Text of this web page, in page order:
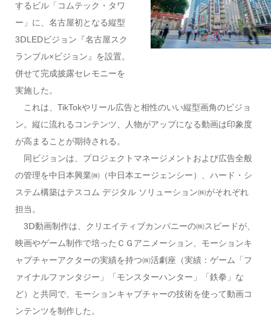
するビル「コムテック・タワ
ー」に、名古屋初となる縦型
3ⅮLEDビジョン『名古屋スク
ランブル×ビジョン』を設置。
併せて完成披露セレモニーを
実施した。
これは、TikTokやリール広告と相性のいい縦型画角のビジョ
ン。縦に流れるコンテンツ、人物がアップになる動画は印象度
が高まることが期待される。
同ビジョンは、プロジェクトマネージメントおよび広告全般
の管理を中日本興業㈱（中日本エージェンシー）、ハード・シ
ステム構築はテスコム デジタル ソリューション㈱がそれぞれ
担当。
3Ⅾ動画制作は、クリエイティブカンパニーの㈱スピードが、
映画やゲーム制作で培ったＣＧアニメーション、モーションキ
ャプチャーアクターの実績を持つ㈱活劇座（実績：ゲーム「フ
ァイナルファンタジー」「モンスターハンター」「鉄拳」な
ど）と共同で、モーションキャプチャーの技術を使って動画コ
ンテンツを制作した。